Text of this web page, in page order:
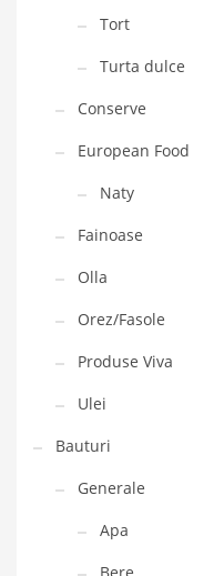
Tort
Turta dulce
Conserve
European Food
Naty
Fainoase
Olla
Orez/Fasole
Produse Viva
Ulei
Bauturi
Generale
Apa